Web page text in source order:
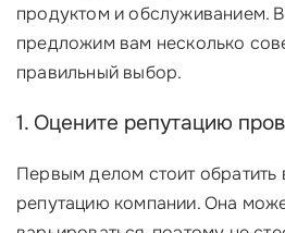
продуктом и обслуживанием.
предложим вам несколько
правильный выбор.
1. Оцените репутацию
Первым делом стоит обратить
репутацию компании. Она